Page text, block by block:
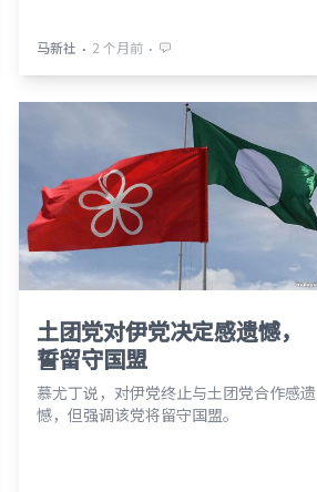
马新社 ⋅ 2 个月前 ⋅
土团党对伊党决定感遗憾，
誓留守国盟
慕尤丁说，对伊党终止与土团党合作感遗
憾，但强调该党将留守国盟。